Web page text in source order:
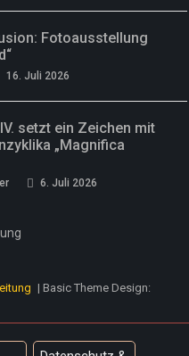
Fotoausstellung
16. Juli 2026
setzt ein Zeichen mit
„Magnifica
6. Juli 2026
| Basic Theme Design: